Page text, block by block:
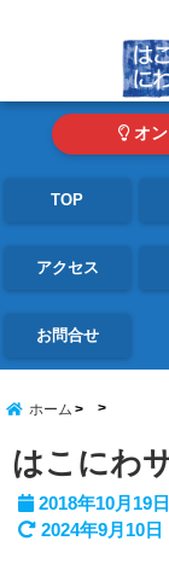
オン
TOP
アクセス
お問合せ
ホーム
はこにわ
2018年10月19日
2024年9月10日